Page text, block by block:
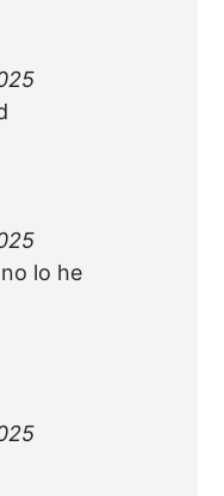
lo he